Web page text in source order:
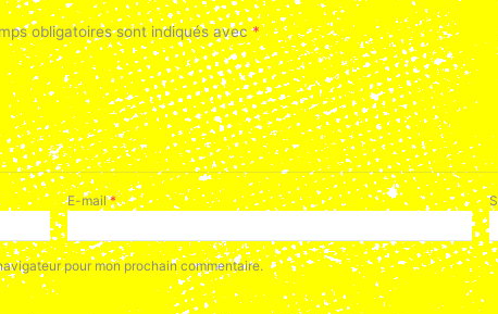
obligatoires sont indiqués avec*
E-mail*
pour mon prochain commentaire.